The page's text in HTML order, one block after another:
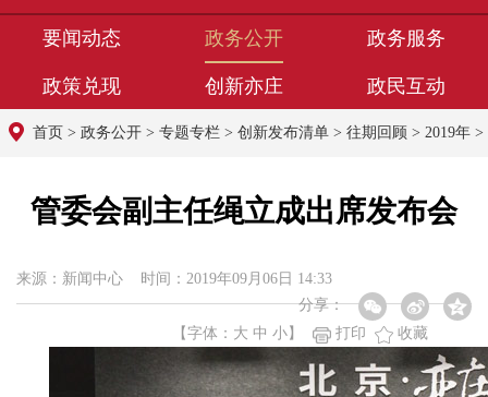
要闻动态 政务公开 政务服务
政策兑现 创新亦庄 政民互动
首页 > 政务公开 > 专题专栏 > 创新发布清单 > 往期回顾 > 2019年 >
管委会副主任绳立成出席发布会
来源：新闻中心 时间：2019年09月06日 14:33
分享：
【字体： 大 中 小 】 打印 收藏